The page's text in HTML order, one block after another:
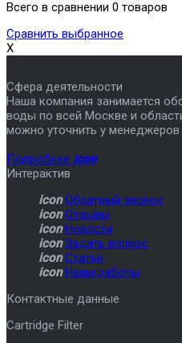
Всего в сравнении 0 товаров
Сравнить выбранное
X
Сфера деятельности
Наша компания занимается
воды по всей Москве и
можно уточнить у менеджеров
Подробнее icon
Интерактив
icon Обратный звонок
icon Отзывы
icon Новости
icon Задать вопрос
icon Статьи
icon Наши работы
Контактные данные
Cartridge Filter